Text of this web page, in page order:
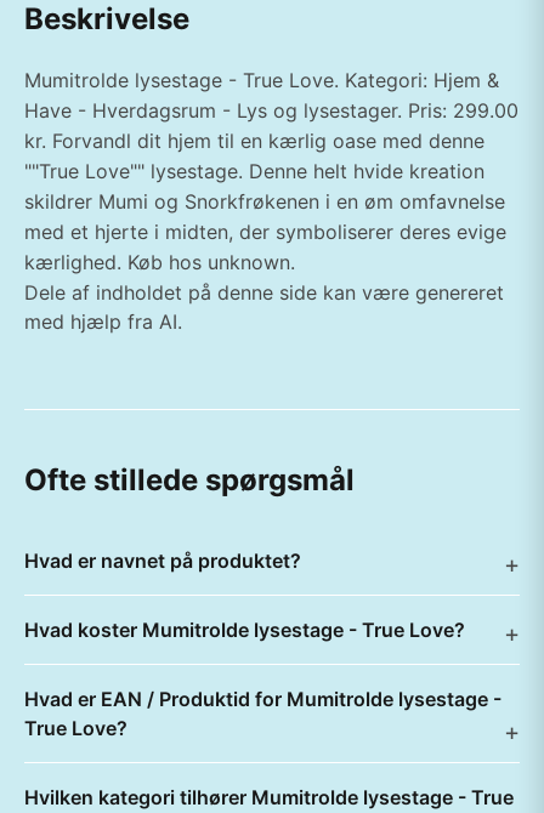
Beskrivelse
Mumitrolde lysestage - True Love. Kategori: Hjem &
Have - Hverdagsrum - Lys og lysestager. Pris: 299.00
kr. Forvandl dit hjem til en kærlig oase med denne
""True Love"" lysestage. Denne helt hvide kreation
skildrer Mumi og Snorkfrøkenen i en øm omfavnelse
med et hjerte i midten, der symboliserer deres evige
kærlighed. Køb hos unknown.
Dele af indholdet på denne side kan være genereret
med hjælp fra AI.
Ofte stillede spørgsmål
Hvad er navnet på produktet?
Hvad koster Mumitrolde lysestage - True Love?
Hvad er EAN / Produktid for Mumitrolde lysestage -
True Love?
Hvilken kategori tilhører Mumitrolde lysestage - True